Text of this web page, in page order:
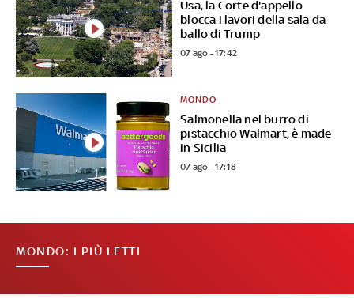
Usa, la Corte d'appello
blocca i lavori della sala da
ballo di Trump
07 ago - 17:42
Salmonella nel burro di
pistacchio Walmart, è made
in Sicilia
MONDO
07 ago - 17:18
MONDO: I PIÙ LETTI